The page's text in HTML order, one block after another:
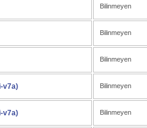
Bilinmeyen
Bilinmeyen
Bilinmeyen
v7a) Bilinmeyen
v7a) Bilinmeyen